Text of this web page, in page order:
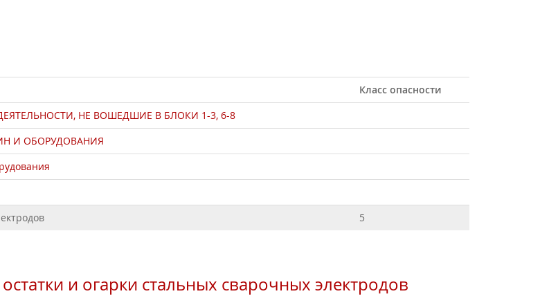
Класс опасности
НЕ ВОШЕДШИЕ В БЛОКИ 1-3, 6-8
И ОБОРУДОВАНИЯ
5
и огарки стальных сварочных электродов